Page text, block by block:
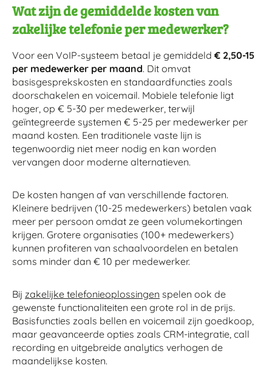
Wat zijn de gemiddelde kosten van
zakelijke telefonie per medewerker?
Voor een VoIP-systeem betaal je gemiddeld € 2,50-15
per medewerker per maand. Dit omvat
basisgesprekskosten en standaardfuncties zoals
doorschakelen en voicemail. Mobiele telefonie ligt
hoger, op € 5-30 per medewerker, terwijl
geïntegreerde systemen € 5-25 per medewerker per
maand kosten. Een traditionele vaste lijn is
tegenwoordig niet meer nodig en kan worden
vervangen door moderne alternatieven.
De kosten hangen af van verschillende factoren.
Kleinere bedrijven (10-25 medewerkers) betalen vaak
meer per persoon omdat ze geen volumekortingen
krijgen. Grotere organisaties (100+ medewerkers)
kunnen profiteren van schaalvoordelen en betalen
soms minder dan € 10 per medewerker.
Bij zakelijke telefonieoplossingen spelen ook de
gewenste functionaliteiten een grote rol in de prijs.
Basisfuncties zoals bellen en voicemail zijn goedkoop,
maar geavanceerde opties zoals CRM-integratie, call
recording en uitgebreide analytics verhogen de
maandelijkse kosten.